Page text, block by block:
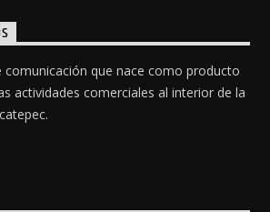
comunicación que nace como producto
actividades comerciales al interior de la